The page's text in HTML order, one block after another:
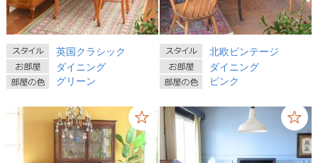
英国クラシック
ダイニング
グリーン
北欧ビンテージ
ダイニング
ピンク